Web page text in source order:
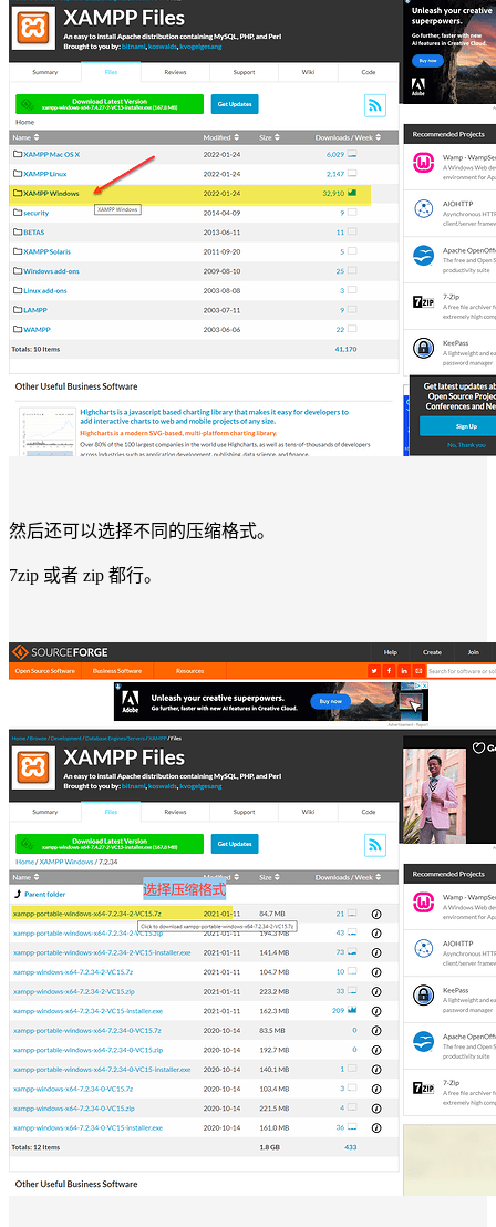
然后还可以选择不同的压缩格式。
7zip 或者 zip 都行。